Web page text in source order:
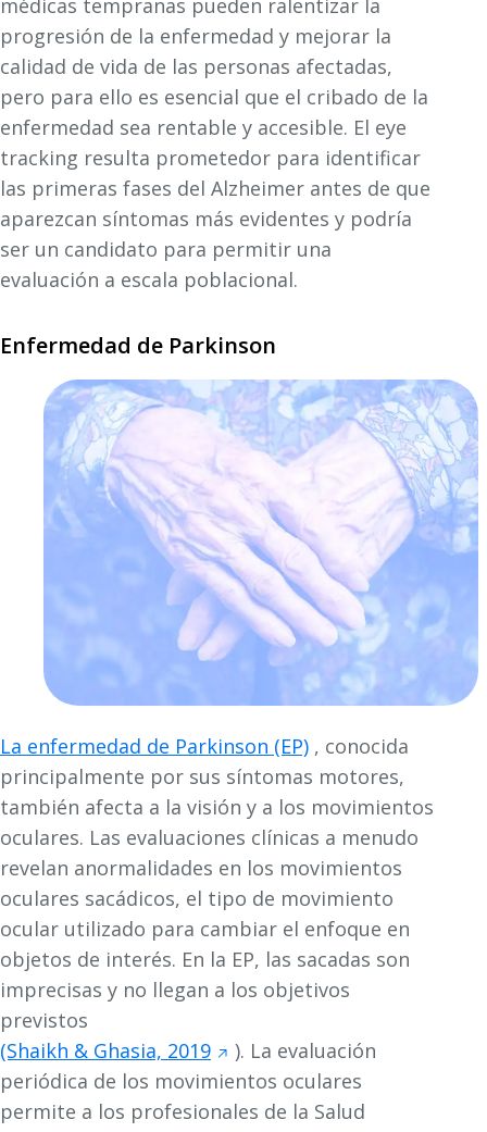
médicas tempranas pueden ralentizar la
progresión de la enfermedad y mejorar la
calidad de vida de las personas afectadas,
pero para ello es esencial que el cribado de la
enfermedad sea rentable y accesible. El eye
tracking resulta prometedor para identificar
las primeras fases del Alzheimer antes de que
aparezcan síntomas más evidentes y podría
ser un candidato para permitir una
evaluación a escala poblacional.
Enfermedad de Parkinson
La enfermedad de Parkinson (EP) , conocida
principalmente por sus síntomas motores,
también afecta a la visión y a los movimientos
oculares. Las evaluaciones clínicas a menudo
revelan anormalidades en los movimientos
oculares sacádicos, el tipo de movimiento
ocular utilizado para cambiar el enfoque en
objetos de interés. En la EP, las sacadas son
imprecisas y no llegan a los objetivos
previstos
(Shaikh & Ghasia, 2019
). La evaluación
periódica de los movimientos oculares
permite a los profesionales de la Salud